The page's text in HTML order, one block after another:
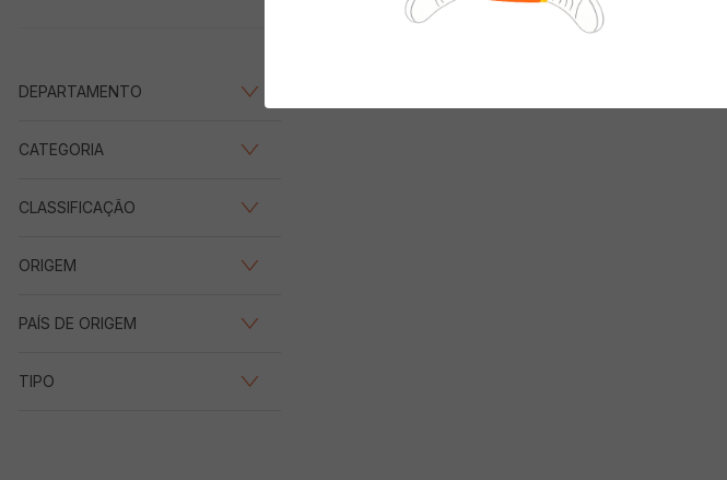
DEPARTAMENTO
CATEGORIA
CLASSIFICAÇÃO
ORIGEM
PAÍS DE ORIGEM
TIPO